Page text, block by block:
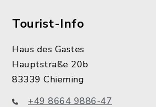
Tourist-Info
Haus des Gastes
Hauptstraße 20b
83339 Chieming
+49 8664 9886-47